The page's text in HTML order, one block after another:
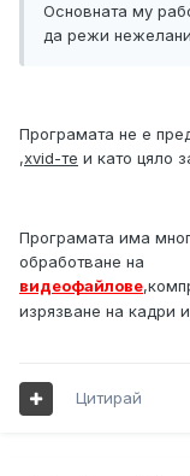
Основната му
да режи
Програмата не е
,xvid-те и като цяло
Програмата има
обработване на
видеофайлове
изрязване на кадри
Цитирай